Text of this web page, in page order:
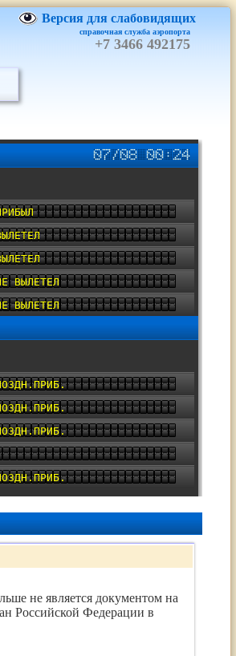
Версия для слабовидящих
справочная служба аэропорта
+7 3466 492175
ВЫЛЕТЕЛ
ВЫЛЕТЕЛ
не является документом на
Российской Федерации в